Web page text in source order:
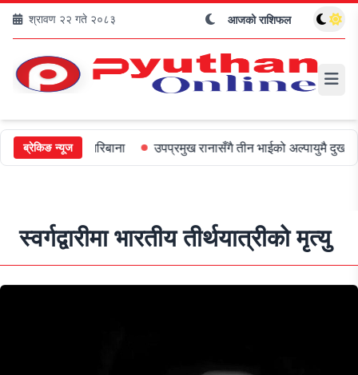
श्रावण २२ गते २०८३ आजको राशिफल
ब्रेकिङ न्यूज
५०० जरिबाना उपप्रमुख रानासँगै तीन भाईको अल्पायुमै दुखद निधन
स्वर्गद्वारीमा भारतीय तीर्थयात्रीको मृत्यु